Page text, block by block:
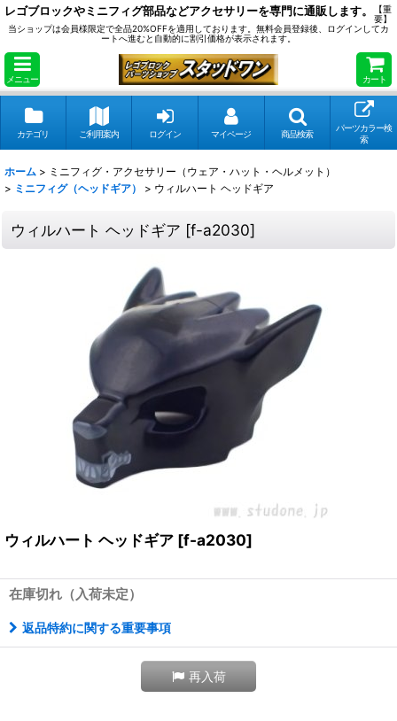
レゴブロックやミニフィグ部品などアクセサリーを専門に通販します。
【重
要】
当ショップは会員様限定で全品20%OFFを適用しております。無料会員登録後、ログインしてカ
ートへ進むと自動的に割引価格が表示されます。
メニュー カート
カテゴリ ご利用案内 ログイン マイページ 商品検索
パーツカラー検
索
ホーム > ミニフィグ・アクセサリー（ウェア・ハット・ヘルメット）
> ミニフィグ（ヘッドギア） > ウィルハート ヘッドギア
ウィルハート ヘッドギア [f-a2030]
ウィルハート ヘッドギア [f-a2030]
在庫切れ（入荷未定）
返品特約に関する重要事項
再入荷